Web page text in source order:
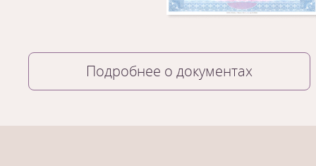
Подробнее о документах